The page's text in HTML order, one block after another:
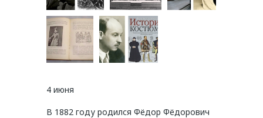
4 июня
В 1882 году родился Фёдор Фёдорович